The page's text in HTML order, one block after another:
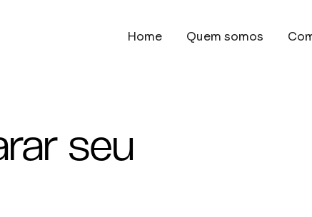
Home Quem somos
seu